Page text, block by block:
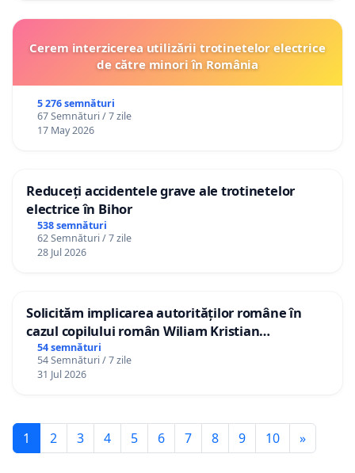
Cerem interzicerea utilizării trotinetelor electrice
de către minori în România
5 276 semnături
67 Semnături / 7 zile
17 May 2026
Reduceți accidentele grave ale trotinetelor
electrice în Bihor
538 semnături
62 Semnături / 7 zile
28 Jul 2026
Solicităm implicarea autorităților române în
cazul copilului român Wiliam Kristian
Gheorghe, aflat în plasament în Danemarca de
12 ani
54 semnături
54 Semnături / 7 zile
31 Jul 2026
1 2 3 4 5 6 7 8 9 10 »